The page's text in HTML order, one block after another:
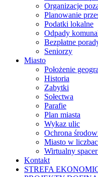
Organizacje
Planowanie
Podatki lokalne
Odpady
Bezpłatne
Seniorzy
Miasto
Położenie
Historia
Zabytki
Sołectwa
Parafie
Plan miasta
Wykaz ulic
Ochrona
Miasto w
Wirtualny
Kontakt
STREFA